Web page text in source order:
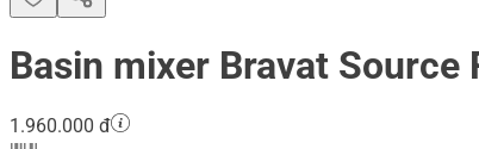
Basin mixer Bravat Source
1.960.000 đ